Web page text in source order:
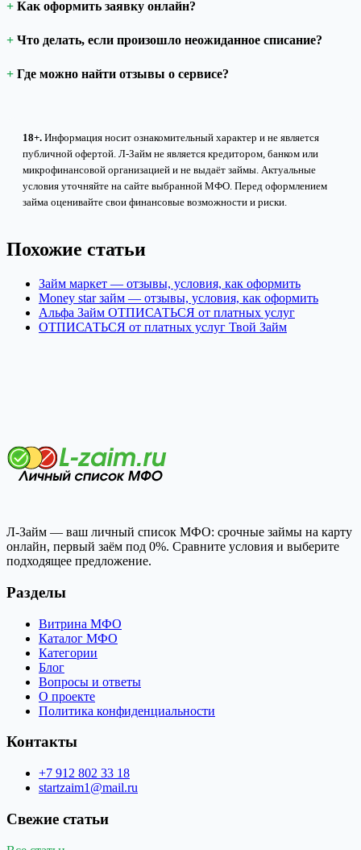
Как оформить заявку онлайн?
Что делать, если произошло неожиданное списание?
Где можно найти отзывы о сервисе?
18+. Информация носит ознакомительный характер и не является
публичной офертой. Л-Займ не является кредитором, банком или
микрофинансовой организацией и не выдаёт займы. Актуальные
условия уточняйте на сайте выбранной МФО. Перед оформлением
займа оценивайте свои финансовые возможности и риски.
Похожие статьи
Займ маркет — отзывы, условия, как оформить
Money star займ — отзывы, условия, как оформить
Альфа Займ ОТПИСАТЬСЯ от платных услуг
ОТПИСАТЬСЯ от платных услуг Твой Займ
Л-Займ — ваш личный список МФО: срочные займы на карту
онлайн, первый заём под 0%. Сравните условия и выберите
подходящее предложение.
Разделы
Витрина МФО
Каталог МФО
Категории
Блог
Вопросы и ответы
О проекте
Политика конфиденциальности
Контакты
+7 912 802 33 18
startzaim1@mail.ru
Свежие статьи